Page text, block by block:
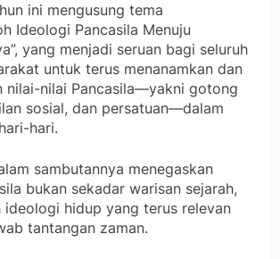
ini mengusung tema
Ideologi Pancasila Menuju
yang menjadi seruan bagi seluruh
untuk terus menanamkan dan
nilai-nilai Pancasila—yakni gotong
sosial, dan persatuan—dalam
hari.
sambutannya menegaskan
bukan sekadar warisan sejarah,
ideologi hidup yang terus relevan
tantangan zaman.